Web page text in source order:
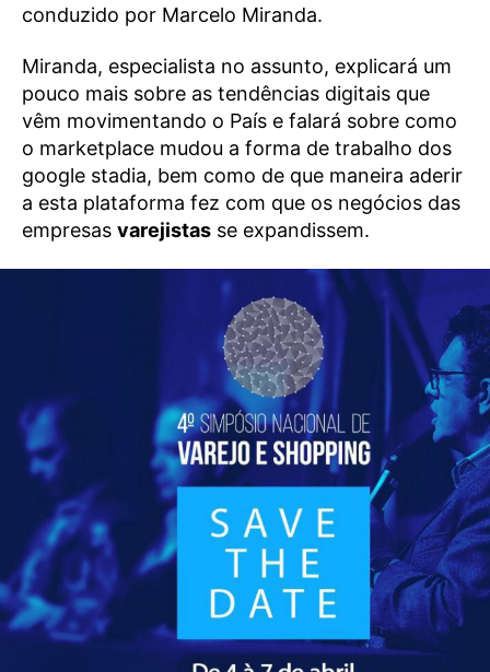
conduzido por Marcelo Miranda.
Miranda, especialista no assunto, explicará um
pouco mais sobre as tendências digitais que
vêm movimentando o País e falará sobre como
o marketplace mudou a forma de trabalho dos
google stadia, bem como de que maneira aderir
a esta plataforma fez com que os negócios das
empresas varejistas se expandissem.